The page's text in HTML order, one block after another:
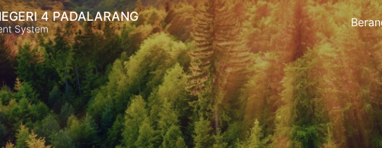
4 PADALARANG
System